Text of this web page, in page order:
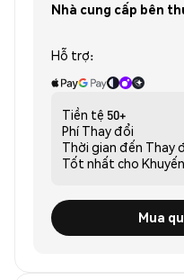
Nhà cung cấp bên
Hỗ trợ:
Tiền tệ 50+
Phí Thay đổi
Thời gian đến Thay
Tốt nhất cho
Mua